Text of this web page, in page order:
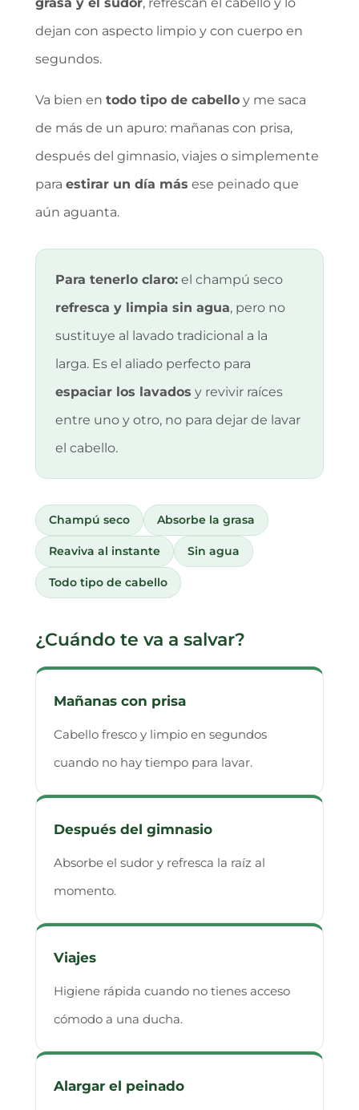
dejan con aspecto limpio y con cuerpo en
segundos.
Va bien en todo tipo de cabello y me saca
de más de un apuro: mañanas con prisa,
después del gimnasio, viajes o simplemente
para estirar un día más ese peinado que
aún aguanta.
Para tenerlo claro: el champú seco
refresca y limpia sin agua, pero no
sustituye al lavado tradicional a la
larga. Es el aliado perfecto para
espaciar los lavados y revivir raíces
entre uno y otro, no para dejar de lavar
el cabello.
Champú seco Absorbe la grasa
Reaviva al instante Sin agua
Todo tipo de cabello
¿Cuándo te va a salvar?
Mañanas con prisa
Cabello fresco y limpio en segundos
cuando no hay tiempo para lavar.
Después del gimnasio
Absorbe el sudor y refresca la raíz al
momento.
Viajes
Higiene rápida cuando no tienes acceso
cómodo a una ducha.
Alargar el peinado